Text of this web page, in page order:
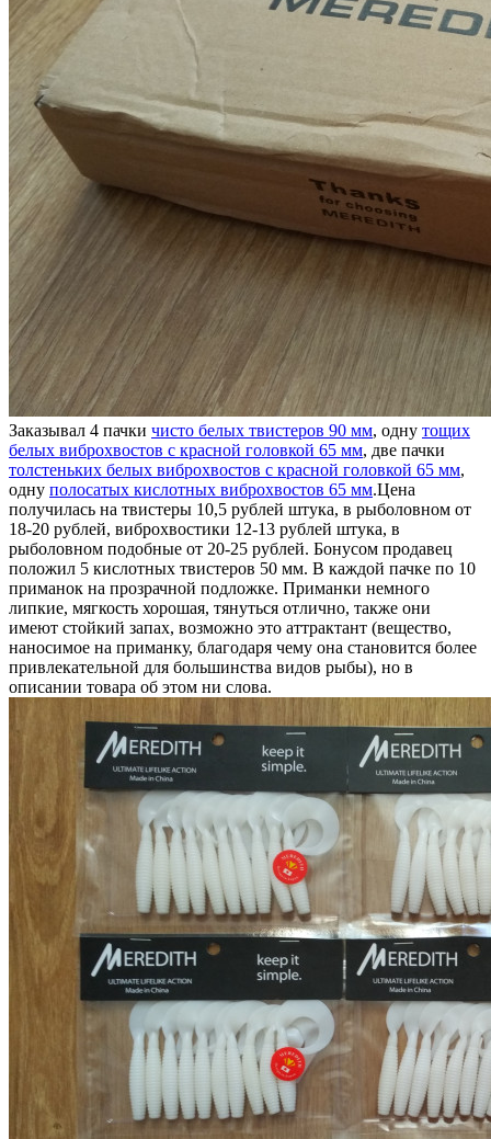
Заказывал 4 пачки чисто белых твистеров 90 мм, одну тощих
белых виброхвостов с красной головкой 65 мм, две пачки
толстеньких белых виброхвостов с красной головкой 65 мм,
одну полосатых кислотных виброхвостов 65 мм.Цена
получилась на твистеры 10,5 рублей штука, в рыболовном от
18-20 рублей, виброхвостики 12-13 рублей штука, в
рыболовном подобные от 20-25 рублей. Бонусом продавец
положил 5 кислотных твистеров 50 мм. В каждой пачке по 10
приманок на прозрачной подложке. Приманки немного
липкие, мягкость хорошая, тянуться отлично, также они
имеют стойкий запах, возможно это аттрактант (вещество,
наносимое на приманку, благодаря чему она становится более
привлекательной для большинства видов рыбы), но в
описании товара об этом ни слова.